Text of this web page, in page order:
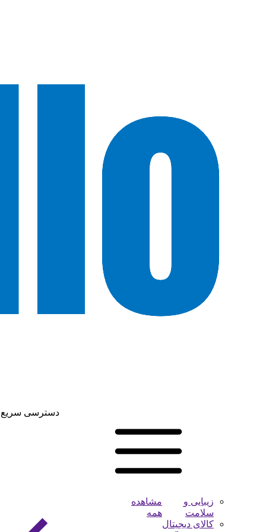
دسترسی سریع
زیبایی و
سلامت
کالای دیجیتال
مشاهده
همه